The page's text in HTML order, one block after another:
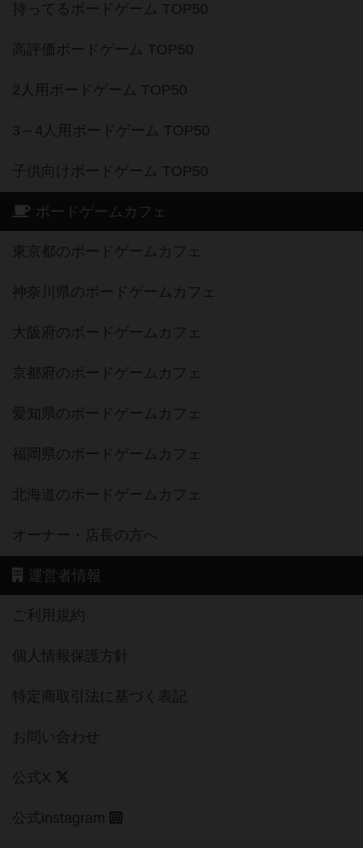
持ってるボードゲーム TOP50
高評価ボードゲーム TOP50
2人用ボードゲーム TOP50
3～4人用ボードゲーム TOP50
子供向けボードゲーム TOP50
ボードゲームカフェ
東京都のボードゲームカフェ
神奈川県のボードゲームカフェ
大阪府のボードゲームカフェ
京都府のボードゲームカフェ
愛知県のボードゲームカフェ
福岡県のボードゲームカフェ
北海道のボードゲームカフェ
オーナー・店長の方へ
運営者情報
ご利用規約
個人情報保護方針
特定商取引法に基づく表記
お問い合わせ
公式X
公式instagram